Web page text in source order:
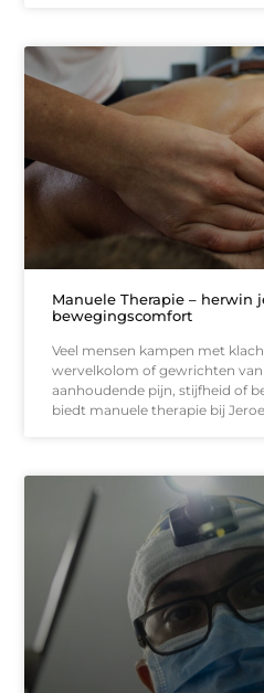
Manuele Therapie – herwin
bewegingscomfort
Veel mensen kampen met
wervelkolom of gewrichten
aanhoudende pijn, stijfheid of
biedt manuele therapie bij